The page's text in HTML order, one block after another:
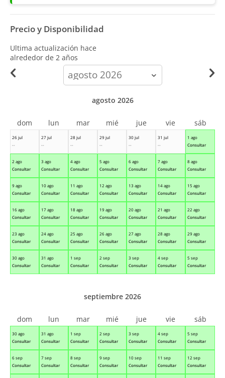
Precio y Disponibilidad
Ultima actualización hace
alrededor de 2 años
calendar-
month
26 jul
--
27 jul
--
28 jul
--
29 jul
--
30 jul
--
31 jul
--
1 ago
Consultar
2 ago
Consultar
3 ago
Consultar
4 ago
Consultar
5 ago
Consultar
6 ago
Consultar
7 ago
Consultar
8 ago
Consultar
9 ago
Consultar
10 ago
Consultar
11 ago
Consultar
12 ago
Consultar
13 ago
Consultar
14 ago
Consultar
15 ago
Consultar
16 ago
Consultar
17 ago
Consultar
18 ago
Consultar
19 ago
Consultar
20 ago
Consultar
21 ago
Consultar
22 ago
Consultar
23 ago
Consultar
24 ago
Consultar
25 ago
Consultar
26 ago
Consultar
27 ago
Consultar
28 ago
Consultar
29 ago
Consultar
30 ago
Consultar
31 ago
Consultar
1 sep
Consultar
2 sep
Consultar
3 sep
Consultar
4 sep
Consultar
5 sep
Consultar
agosto 2026
dom lun mar mié jue vie sáb
30 ago
Consultar
31 ago
Consultar
1 sep
Consultar
2 sep
Consultar
3 sep
Consultar
4 sep
Consultar
5 sep
Consultar
6 sep
Consultar
7 sep
Consultar
8 sep
Consultar
9 sep
Consultar
10 sep
Consultar
11 sep
Consultar
12 sep
Consultar
septiembre 2026
dom lun mar mié jue vie sáb